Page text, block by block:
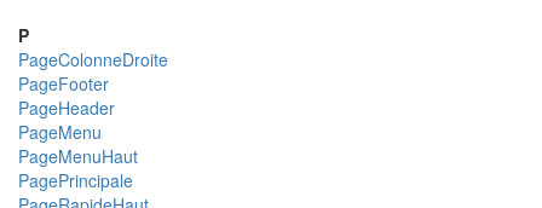
P
PageColonneDroite
PageFooter
PageHeader
PageMenu
PageMenuHaut
PagePrincipale